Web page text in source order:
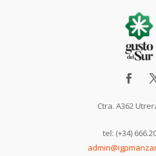
Ctra. A362
tel: (+34)